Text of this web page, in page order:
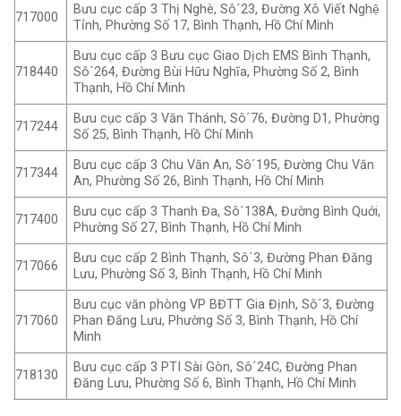
717000
Bưu cục cấp 3 Thị Nghè, Sô´23, Đường Xô Viết Nghệ
Tỉnh, Phường Số 17, Bình Thạnh, Hồ Chí Minh
718440
Bưu cục cấp 3 Bưu cục Giao Dịch EMS Bình Thạnh,
Sô´264, Đường Bùi Hữu Nghĩa, Phường Số 2, Bình
Thạnh, Hồ Chí Minh
717244
Bưu cục cấp 3 Văn Thánh, Sô´76, Đường D1, Phường
Số 25, Bình Thạnh, Hồ Chí Minh
717344
Bưu cục cấp 3 Chu Văn An, Sô´195, Đường Chu Văn
An, Phường Số 26, Bình Thạnh, Hồ Chí Minh
717400
Bưu cục cấp 3 Thanh Đa, Sô´138A, Đường Bình Quới,
Phường Số 27, Bình Thạnh, Hồ Chí Minh
717066
Bưu cục cấp 2 Bình Thạnh, Sô´3, Đường Phan Đăng
Lưu, Phường Số 3, Bình Thạnh, Hồ Chí Minh
717060
Bưu cục văn phòng VP BĐTT Gia Định, Sô´3, Đường
Phan Đăng Lưu, Phường Số 3, Bình Thạnh, Hồ Chí
Minh
718130
Bưu cục cấp 3 PTI Sài Gòn, Sô´24C, Đường Phan
Đăng Lưu, Phường Số 6, Bình Thạnh, Hồ Chí Minh